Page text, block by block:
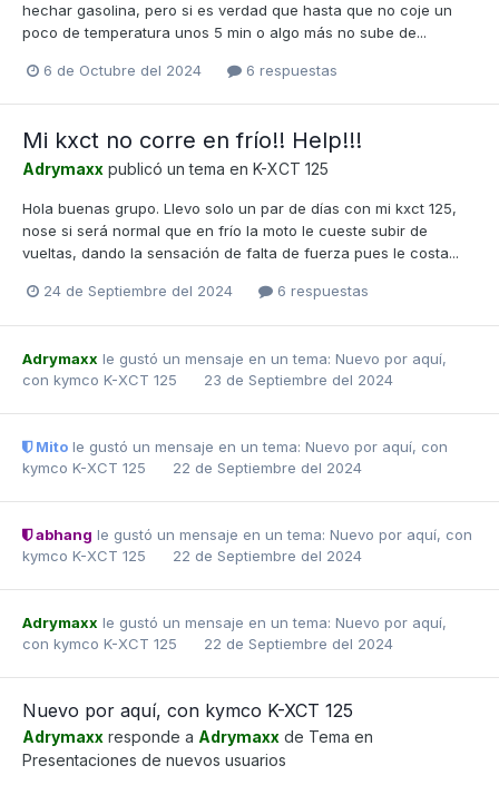
hechar gasolina, pero si es verdad que hasta que no coje un
poco de temperatura unos 5 min o algo más no sube de...
6 de Octubre del 2024 6 respuestas
Mi kxct no corre en frío!! Help!!!
Adrymaxx publicó un tema en K-XCT 125
Hola buenas grupo. Llevo solo un par de días con mi kxct 125,
nose si será normal que en frío la moto le cueste subir de
vueltas, dando la sensación de falta de fuerza pues le costa...
24 de Septiembre del 2024 6 respuestas
Adrymaxx le gustó un mensaje en un tema: Nuevo por aquí,
con kymco K-XCT 125
23 de Septiembre del 2024
Mito le gustó un mensaje en un tema: Nuevo por aquí, con
kymco K-XCT 125
22 de Septiembre del 2024
abhang le gustó un mensaje en un tema: Nuevo por aquí, con
kymco K-XCT 125
22 de Septiembre del 2024
Adrymaxx le gustó un mensaje en un tema: Nuevo por aquí,
con kymco K-XCT 125
22 de Septiembre del 2024
Nuevo por aquí, con kymco K-XCT 125
Adrymaxx responde a Adrymaxx de Tema en
Presentaciones de nuevos usuarios